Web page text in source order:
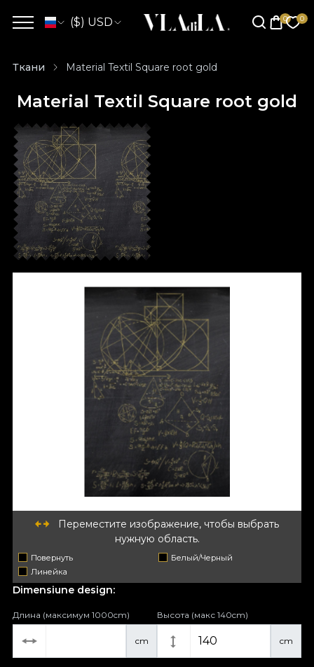
($) USD
Ткани Material Textil Square root gold
Material Textil Square root gold
Переместите изображение, чтобы выбрать
нужную область.
Повернуть
Белый/Черный
Линейка
Dimensiune design:
cm
Длина (максимум 1000cm)
cm
Высота (макс 140cm)